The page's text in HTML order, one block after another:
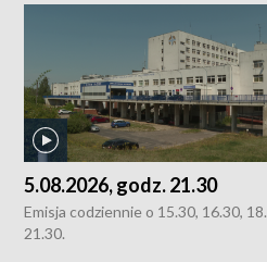
5.08.2026, godz. 21.30
Emisja codziennie o 15.30, 16.30,
21.30.